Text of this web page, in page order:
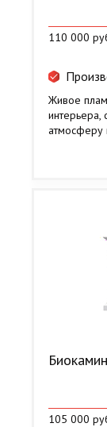
110 000
Живое
атмосферу
105 000